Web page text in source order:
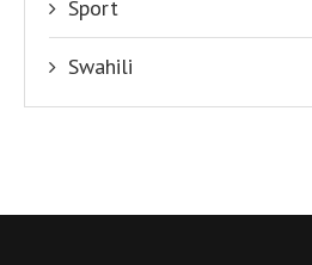
Sport
Swahili